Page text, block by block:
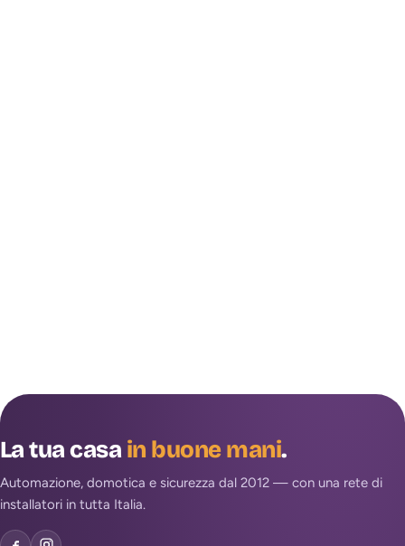
La tua casain buone mani.
Automazione, domotica e sicurezza dal 2012 — con una rete di
installatori in tutta Italia.